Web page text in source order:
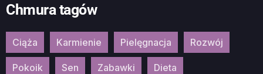
Chmura tagów
Ciąża Karmienie Pielęgnacja Rozwój
Pokoik Sen Zabawki Dieta